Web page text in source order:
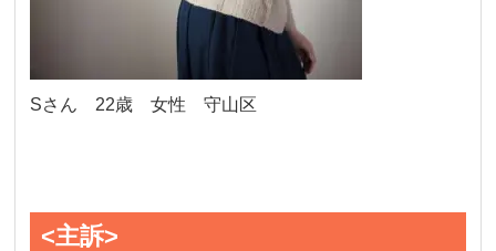
Sさん 22歳 女性 守山区
<主訴>